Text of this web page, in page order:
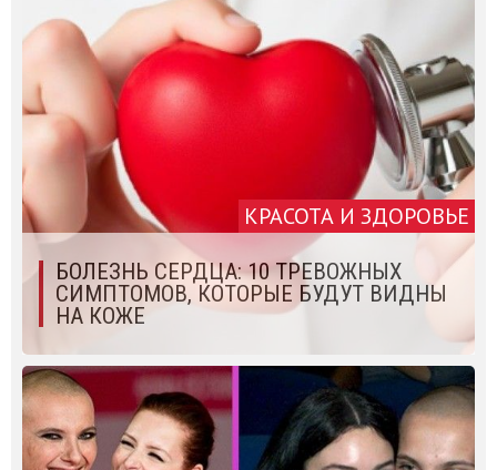
КРАСОТА И ЗДОРОВЬЕ
БОЛЕЗНЬ СЕРДЦА: 10 ТРЕВОЖНЫХ
СИМПТОМОВ, КОТОРЫЕ БУДУТ ВИДНЫ
НА КОЖЕ